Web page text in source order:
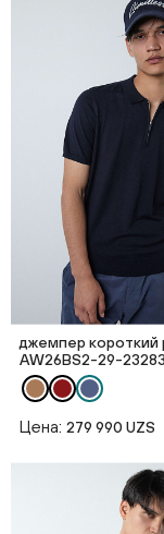
джемпер короткий
AW26BS2-29-
Цена: 279 990 UZS